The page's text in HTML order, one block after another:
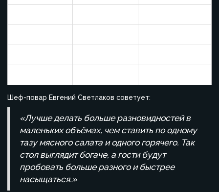
Шеф-повар Евгений Светлаков советует:
«Лучше делать больше разновидностей в
маленьких объёмах, чем ставить по одному
тазу мясного салата и одного горячего. Так
стол выглядит богаче, а гости будут
пробовать больше разного и быстрее
насыщаться.»